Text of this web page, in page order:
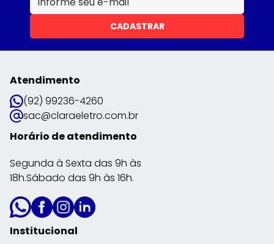
CADASTRAR
Atendimento
(92) 99236-4260
sac@claraeletro.com.br
Horário de atendimento
Segunda à Sexta das 9h às
18h.Sábado das 9h às 16h.
Institucional